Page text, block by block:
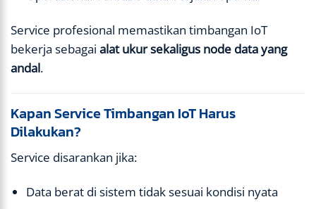
Service profesional memastikan timbangan IoT
bekerja sebagai alat ukur sekaligus node data yang
andal.
Kapan Service Timbangan IoT Harus
Dilakukan?
Service disarankan jika:
Data berat di sistem tidak sesuai kondisi nyata